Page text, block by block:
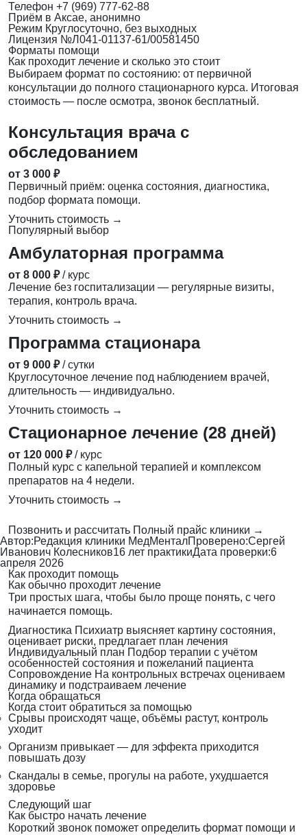
Телефон +7 (969) 777-62-88
Приём в Аксае, анонимно
Режим Круглосуточно, без выходных
Лицензия №Л041-01137-61/00581450
Форматы помощи
Как проходит лечение и сколько это стоит
Выбираем формат по состоянию: от первичной
консультации до полного стационарного курса. Итоговая
стоимость — после осмотра, звонок бесплатный.
Консультация врача с
обследованием
от 3 000 ₽
Первичный приём: оценка состояния, диагностика,
подбор формата помощи.
Уточнить стоимость →
Популярный выбор
Амбулаторная программа
от 8 000 ₽ / курс
Лечение без госпитализации — регулярные визиты,
терапия, контроль врача.
Уточнить стоимость →
Программа стационара
от 9 000 ₽ / сутки
Круглосуточное лечение под наблюдением врачей,
длительность — индивидуально.
Уточнить стоимость →
Стационарное лечение (28 дней)
от 120 000 ₽ / курс
Полный курс с капельной терапией и комплексом
препаратов на 4 недели.
Уточнить стоимость →
Позвонить и рассчитать Полный прайс клиники →
Автор:Редакция клиники МедМенталПроверено:Сергей
Иванович Колесников16 лет практикиДата проверки:6
апреля 2026
Как проходит помощь
Как обычно проходит лечение
Три простых шага, чтобы было проще понять, с чего
начинается помощь.
Диагностика Психиатр выясняет картину состояния,
оценивает риски, предлагает план лечения
Индивидуальный план Подбор терапии с учётом
особенностей состояния и пожеланий пациента
Сопровождение На контрольных встречах оцениваем
динамику и подстраиваем лечение
Когда обращаться
Когда стоит обратиться за помощью
Срывы происходят чаще, объёмы растут, контроль
уходит
Организм привыкает — для эффекта приходится
повышать дозу
Скандалы в семье, прогулы на работе, ухудшается
здоровье
Следующий шаг
Как быстро начать лечение
Короткий звонок поможет определить формат помощи и